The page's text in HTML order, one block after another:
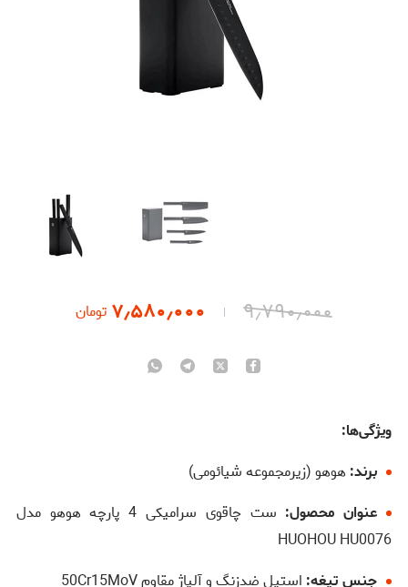
۹٫۷۹۰٫۰۰۰ ۷٫۵۸۰٫۰۰۰ تومان
ویژگی‌ها:
برند: هوهو (زیرمجموعه شیائومی)
عنوان محصول:
ست چاقوی سرامیکی 4 پارچه هوهو مدل
HUOHOU HU0076
جنس تیغه: استیل ضدزنگ و آلیاژ مقاوم 50Cr15MoV